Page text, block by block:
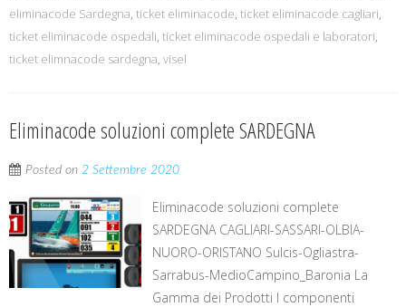
eliminacode Sardegna, ticket eliminacode, ticket eliminacode cagliari,
ticket eliminacode ospedali, ticket eliminacode ospedali e laboratori,
ticket elimnacode sardegna, visel
Eliminacode soluzioni complete SARDEGNA
Posted on 2 Settembre 2020
Eliminacode soluzioni complete
SARDEGNA CAGLIARI-SASSARI-OLBIA-
NUORO-ORISTANO Sulcis-Ogliastra-
Sarrabus-MedioCampino_Baronia La
Gamma dei Prodotti I componenti